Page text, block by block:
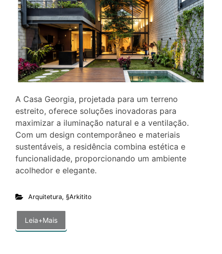
A Casa Georgia, projetada para um terreno
estreito, oferece soluções inovadoras para
maximizar a iluminação natural e a ventilação.
Com um design contemporâneo e materiais
sustentáveis, a residência combina estética e
funcionalidade, proporcionando um ambiente
acolhedor e elegante.
Arquitetura, §Arkitito
Leia+Mais